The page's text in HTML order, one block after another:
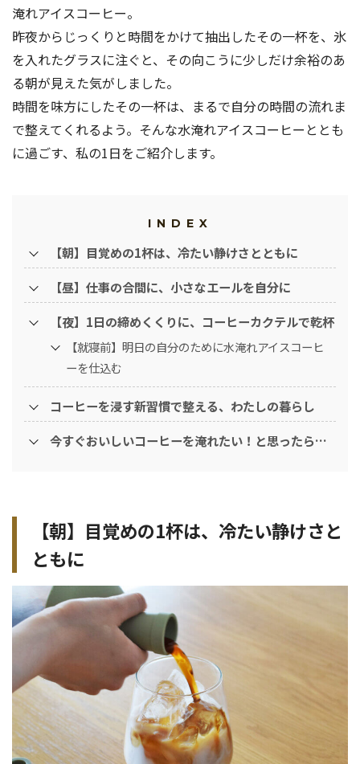
淹れアイスコーヒー。
昨夜からじっくりと時間をかけて抽出したその一杯を、氷
を入れたグラスに注ぐと、その向こうに少しだけ余裕のあ
る朝が見えた気がしました。
時間を味方にしたその一杯は、まるで自分の時間の流れま
で整えてくれるよう。そんな水淹れアイスコーヒーととも
に過ごす、私の1日をご紹介します。
INDEX
【朝】目覚めの1杯は、冷たい静けさとともに
【昼】仕事の合間に、小さなエールを自分に
【夜】1日の締めくくりに、コーヒーカクテルで乾杯
【就寝前】明日の自分のために水淹れアイスコーヒ
ーを仕込む
コーヒーを浸す新習慣で整える、わたしの暮らし
今すぐおいしいコーヒーを淹れたい！と思ったら…
【朝】目覚めの1杯は、冷たい静けさと
ともに